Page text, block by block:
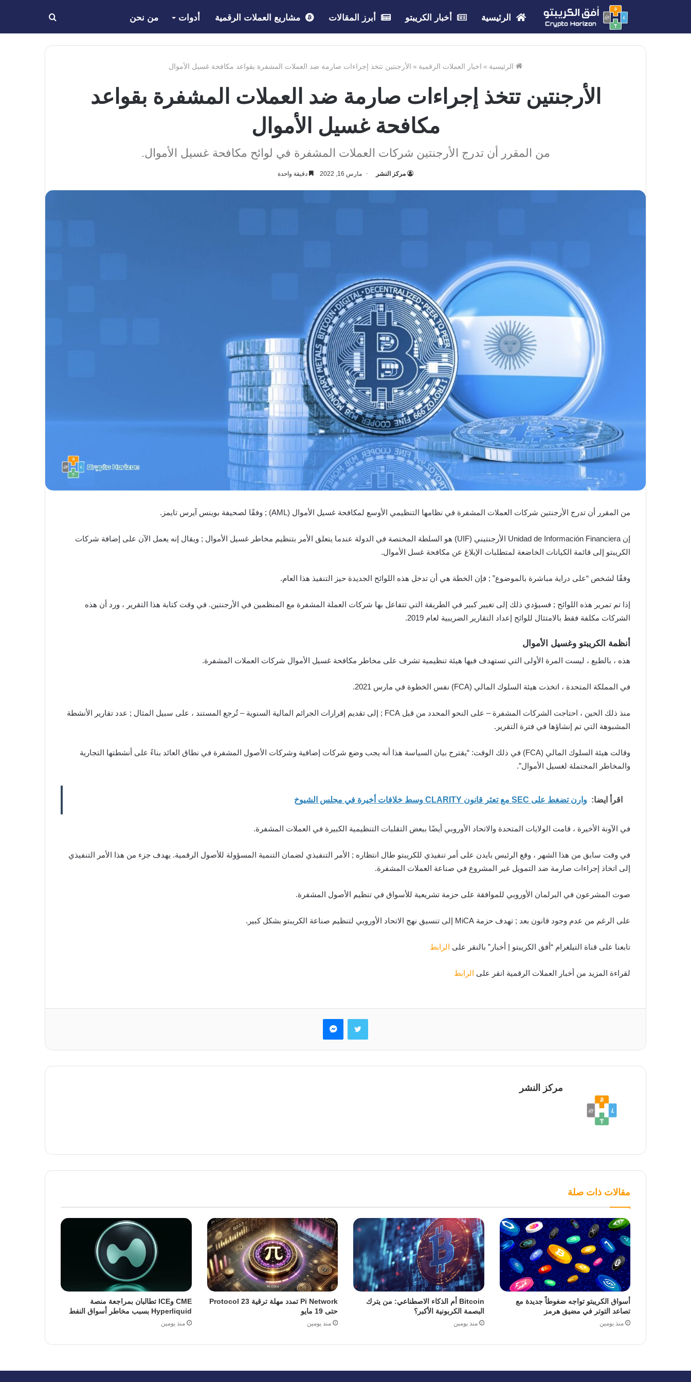
الرئيسية أخبار الكريبتو أبرز المقالات مشاريع العملات الرقمية أدوات من نحن بحث
عن
الرئيسية » اخبار العملات الرقمية » الأرجنتين تتخذ إجراءات صارمة ضد العملات المشفرة بقواعد مكافحة غسيل الأموال
الأرجنتين تتخذ إجراءات صارمة ضد العملات المشفرة بقواعد
مكافحة غسيل الأموال
من المقرر أن تدرج الأرجنتين شركات العملات المشفرة في لوائح مكافحة غسيل الأموال.
مركز النشر مارس 16, 2022 دقيقة واحدة
من المقرر أن تدرج الأرجنتين شركات العملات المشفرة في نظامها التنظيمي الأوسع لمكافحة غسيل الأموال (AML) ; وفقًا لصحيفة بوينس آيرس تايمز.
إن Unidad de Información Financiera الأرجنتيني (UIF) هو السلطة المختصة في الدولة عندما يتعلق الأمر بتنظيم مخاطر غسيل الأموال ; ويقال إنه يعمل الآن على إضافة شركات
الكريبتو إلى قائمة الكيانات الخاضعة لمتطلبات الإبلاغ عن مكافحة غسل الأموال.
وفقًا لشخص “على دراية مباشرة بالموضوع” ; فإن الخطة هي أن تدخل هذه اللوائح الجديدة حيز التنفيذ هذا العام.
إذا تم تمرير هذه اللوائح ; فسيؤدي ذلك إلى تغيير كبير في الطريقة التي تتفاعل بها شركات العملة المشفرة مع المنظمين في الأرجنتين. في وقت كتابة هذا التقرير ، ورد أن هذه
الشركات مكلفة فقط بالامتثال للوائح إعداد التقارير الضريبية لعام 2019.
أنظمة الكريبتو وغسيل الأموال
هذه ، بالطبع ، ليست المرة الأولى التي تستهدف فيها هيئة تنظيمية تشرف على مخاطر مكافحة غسيل الأموال شركات العملات المشفرة.
في المملكة المتحدة ، اتخذت هيئة السلوك المالي (FCA) نفس الخطوة في مارس 2021.
منذ ذلك الحين ، احتاجت الشركات المشفرة – على النحو المحدد من قبل FCA ; إلى تقديم إقرارات الجرائم المالية السنوية – تُرجع المستند ، على سبيل المثال ; عدد تقارير الأنشطة
المشبوهة التي تم إنشاؤها في فترة التقرير.
وقالت هيئة السلوك المالي (FCA) في ذلك الوقت: “يقترح بيان السياسة هذا أنه يجب وضع شركات إضافية وشركات الأصول المشفرة في نطاق العائد بناءً على أنشطتها التجارية
والمخاطر المحتملة لغسيل الأموال”.
اقرأ ايضا: وارن تضغط على SEC مع تعثر قانون CLARITY وسط خلافات أخيرة في مجلس الشيوخ
في الآونة الأخيرة ، قامت الولايات المتحدة والاتحاد الأوروبي أيضًا ببعض التقلبات التنظيمية الكبيرة في العملات المشفرة.
في وقت سابق من هذا الشهر ، وقع الرئيس بايدن على أمر تنفيذي للكريبتو طال انتظاره ; الأمر التنفيذي لضمان التنمية المسؤولة للأصول الرقمية. يهدف جزء من هذا الأمر التنفيذي
إلى اتخاذ إجراءات صارمة ضد التمويل غير المشروع في صناعة العملات المشفرة.
صوت المشرعون في البرلمان الأوروبي للموافقة على حزمة تشريعية للأسواق في تنظيم الأصول المشفرة.
على الرغم من عدم وجود قانون بعد ; تهدف حزمة MiCA إلى تنسيق نهج الاتحاد الأوروبي لتنظيم صناعة الكريبتو بشكل كبير.
تابعنا على قناة التيلغرام “أفق الكريبتو | أخبار” بالنقر على الرابط
لقراءة المزيد من أخبار العملات الرقمية انقر على الرابط
تويتر ماسنجر
مركز النشر
مقالات ذات صلة
أسواق الكريبتو تواجه ضغوطاً جديدة مع
تصاعد التوتر في مضيق هرمز
منذ يومين
Bitcoin أم الذكاء الاصطناعي: من يترك
البصمة الكربونية الأكبر؟
منذ يومين
Pi Network تمدد مهلة ترقية Protocol 23
حتى 19 مايو
منذ يومين
CME وICE تطالبان بمراجعة منصة
Hyperliquid بسبب مخاطر أسواق النفط
منذ يومين